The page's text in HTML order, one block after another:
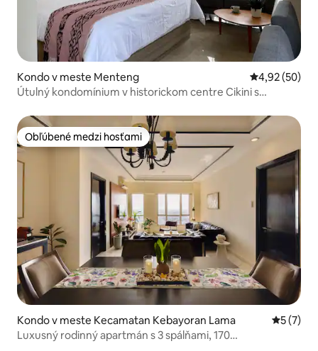
Kondo v meste Menteng Priemerné
4,92 (50)
Útulný kondomínium v historickom centre Cikini s
Obľúbené medzi hosťami
Obľúbené medzi hosťami
Kondo v meste Kecamatan Kebayoran Lama
5 (7)
Luxusný rodinný apartmán s 3 spálňami, 170